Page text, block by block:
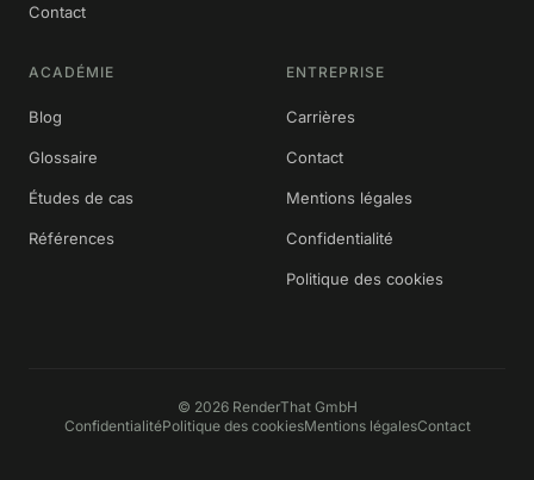
Contact
ACADÉMIE
Blog
Glossaire
Études de cas
Références
ENTREPRISE
Carrières
Contact
Mentions légales
Confidentialité
Politique des cookies
© 2026RenderThat GmbH
ConfidentialitéPolitique des cookiesMentions légalesContact